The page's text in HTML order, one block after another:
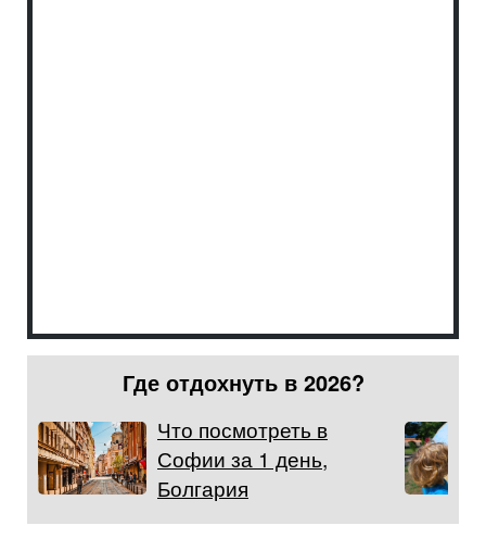
Где отдохнуть в 2026?
Что посмотреть в
Софии за 1 день,
Болгария